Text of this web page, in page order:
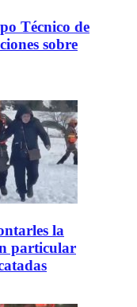
Técnico de
sobre
la
particular